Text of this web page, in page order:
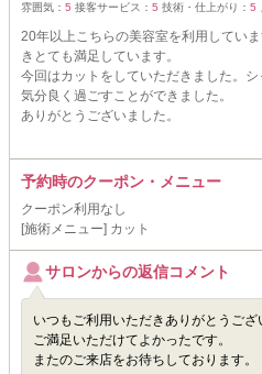
雰囲気： 5 接客サービス： 5 技術・仕上がり： 5
20年以上こちらの美容室を利用してい
きとても満足しています。
今回はカットをしていただきました。シ
気分良く過ごすことができました。
ありがとうございました。
予約時のクーポン・メニュー
クーポン利用なし
[施術メニュー] カット
サロンからの返信コメント
いつもご利用いただきありがとうござ
ご満足いただけてよかったです。
またのご来店をお待ちしております。